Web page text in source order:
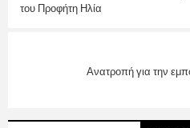
του Προφήτη Ηλία
Ανατροπή για την